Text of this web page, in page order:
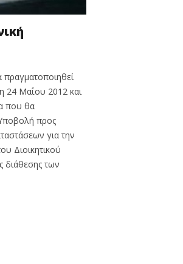
πραγματοποιηθεί
24 Μαΐου 2012 και
που θα
προς
για την
Διοικητικού
διάθεσης των